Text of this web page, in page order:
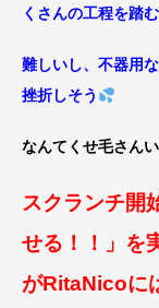
くさんの工程を踏
難しいし、不器用
挫折しそう
なんてくせ毛さん
スクランチ開
せる！！」 を
がRitaNicoに